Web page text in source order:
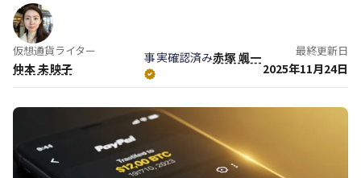
仮想通貨ライター
仲本 未映子
事実確認済み赤塚 颯一 最終更新日
2025年11月24日